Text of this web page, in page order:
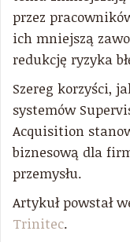
przez
ich mniejszą
redukcję ryzyka
Szereg korzyści,
systemów
Acquisition
biznesową dla
przemysłu.
Artykuł powstał
Trinitec.